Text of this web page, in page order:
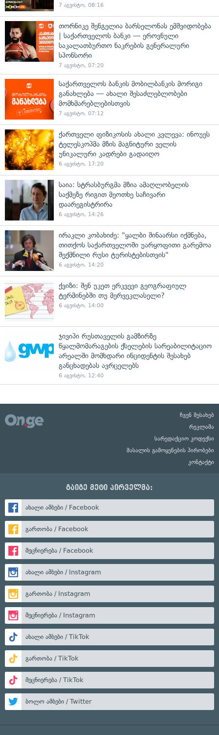
7 აგვისტო, 08:16
თორნიკე შენგელია ბარსელონას ემშვიდობება
| საქართველოს ბანკი — ეროვნული
საკალათბურთო ნაკრების გენერალური
სპონსორი
7 აგვისტო, 07:20
საქართველოს ბანკის მობილბანკის მორიგი
განახლება — ახალი შესაძლებლობები
მომხმარებლებისთვის
7 აგვისტო, 07:12
ქართველი ფიზიკოსის ახალი კვლევა: ინოუეს
ტელესკოპმა მზის მაგნიტური ველის
უნიკალური კადრები გადაიღო
6 აგვისტო, 17:20
საია: სტრასბურგმა მზია ამაღლობელის
საქმეზე რიგით მეოთხე საჩივარი
დაარეგისტრირა
6 აგვისტო, 14:26
ირაკლი კობახიძე: "ყალბი შინაარსი იქმნება,
თითქოს საქართველოში უარყოფითი გარემოა
შექმნილი რუსი ტურისტებისთვის"
6 აგვისტო, 14:20
ქვიზი: შენ უკეთ ერკვევი გეოგრაფიულ
ტერმინებში თუ მერვეკლასელი?
6 აგვისტო, 14:00
ჯივიპი რუსთაველის გამზირზე
წყალმომარაგების ქსელების სარეაბილიტაციო
არეალში მომხდარი ინციდენტის შესახებ
განცხადებას ავრცელებს
6 აგვისტო, 12:40
ჩვენ შესახებ
რეკლამა
სარედაქციო კოდექსი
მასალის გამოყენების პირობები
კონტაქტი
გაიგე მეტი პირველმა:
ახალი ამბები / Facebook
გართობა / Facebook
მეცნიერება / Facebook
ახალი ამბები / Instagram
გართობა / Instagram
მეცნიერება / Instagram
ახალი ამბები / TikTok
გართობა / TikTok
მეცნიერება / TikTok
ბოლო ამბები / Twitter